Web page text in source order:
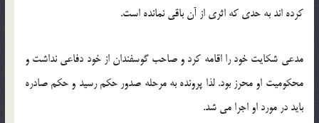
كرده اند به حدی كه اثری از آن باقی نمانده است.
مدعی شكایت خود را اقامه كرد و صاحب گوسفندان از خود دفاعی نداشت و
محكومیت او محرز بود. لذا پرونده به مرحله صدور حكم رسید و حكم صادره
باید در مورد او اجرا می شد.